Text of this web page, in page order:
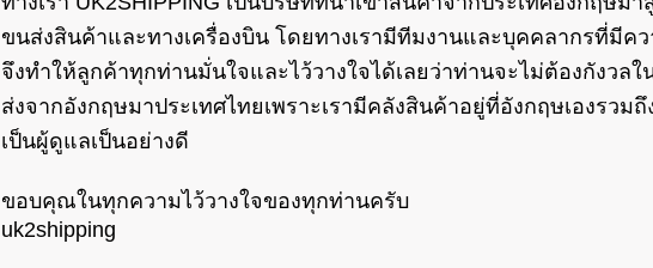
ขนส่งสินค้าและทางเครื่องบิน โดยทางเรามีทีมงานและบุคคลากรที่มีค
จึงทำให้ลูกค้าทุกท่านมั่นใจและไว้วางใจได้เลยว่าท่านจะไม่ต้องกังวล
ส่งจากอังกฤษมาประเทศไทยเพราะเรามีคลังสินค้าอยู่ที่อังกฤษเองรว
เป็นผู้ดูแลเป็นอย่างดี
ขอบคุณในทุกความไว้วางใจของทุกท่านครับ
uk2shipping